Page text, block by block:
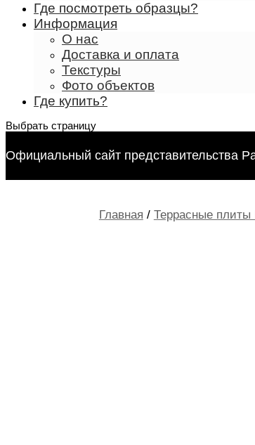
Где посмотреть образцы?
Информация
О нас
Доставка и оплата
Текстуры
Фото объектов
Где купить?
Выбрать страницу
Официальный сайт представительства
Главная / Террасные плиты